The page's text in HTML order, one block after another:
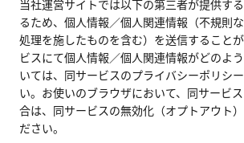
当社運営サイトでは以下の第三者が提供す
るため、個人情報／個人関連情報（不規則
処理を施したものを含む）を送信すること
ビスにて個人情報／個人関連情報がどのよ
いては、同サービスのプライバシーポリシ
い。お使いのブラウザにおいて、同サービ
合は、同サービスの無効化（オプトアウト
ださい。